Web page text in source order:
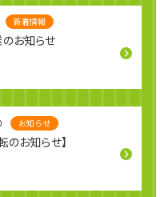
新着情報
お知らせ
お知らせ
のお知らせ】